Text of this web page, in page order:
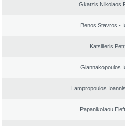
Gkatzis Nikolaos
Benos Stavros -
Katsilieris
Giannakopoulos
Lampropoulos
Papanikolaou